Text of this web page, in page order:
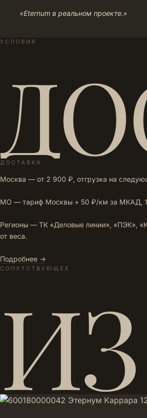
«Eternum в реальном проекте.»
УСЛОВИЯ
ДОСТАВКА
Москва — от 2 900 ₽, отгрузка на
МО — тариф Москвы + 50 ₽/км за МКАД,
Регионы — ТК «Деловые линии», «ПЭК»,
от веса.
Подробнее →
СОПУТСТВУЮЩЕЕ